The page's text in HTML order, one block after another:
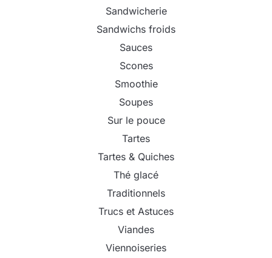
Sandwicherie
Sandwichs froids
Sauces
Scones
Smoothie
Soupes
Sur le pouce
Tartes
Tartes & Quiches
Thé glacé
Traditionnels
Trucs et Astuces
Viandes
Viennoiseries